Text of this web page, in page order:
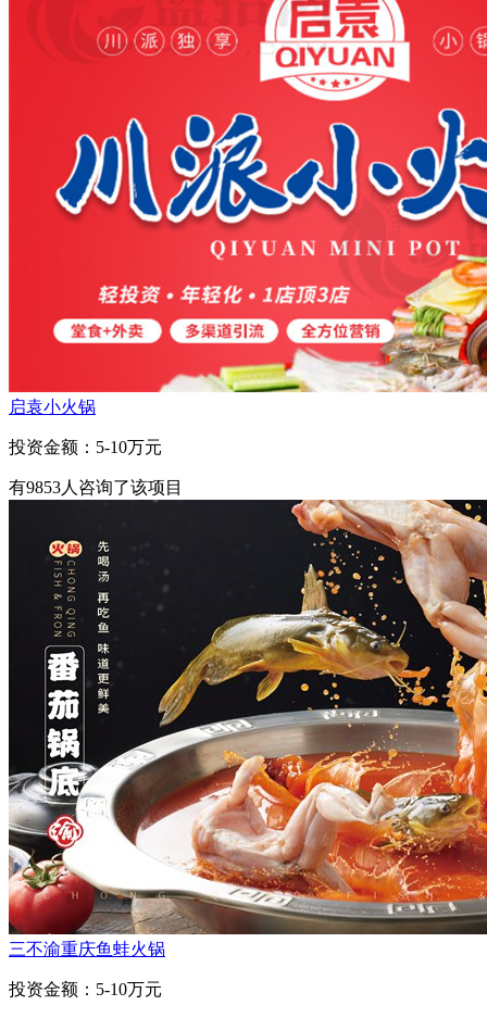
启袁小火锅
投资金额： 5-10万元
有9853人咨询了该项目
三不渝重庆鱼蛙火锅
投资金额： 5-10万元